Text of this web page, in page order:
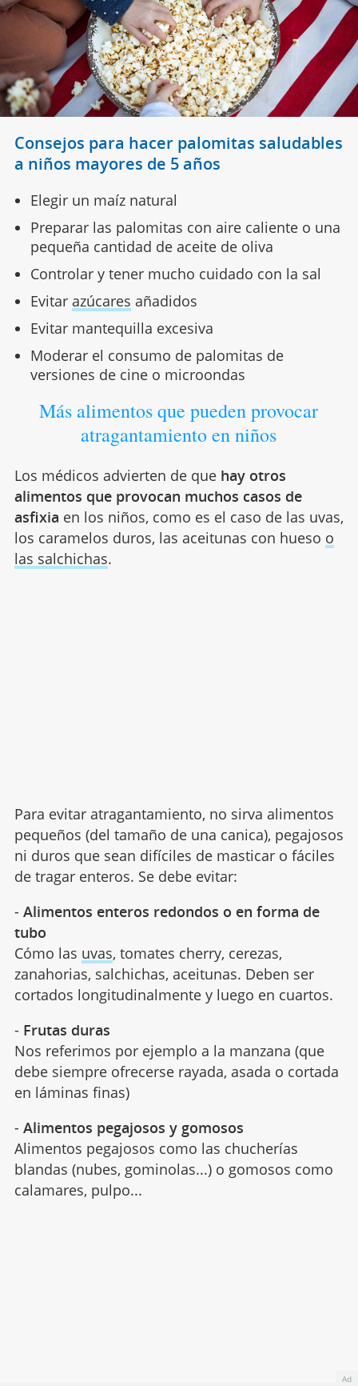
Consejos para hacer palomitas saludables
a niños mayores de 5 años
Elegir un maíz natural
Preparar las palomitas con aire caliente o una
pequeña cantidad de aceite de oliva
Controlar y tener mucho cuidado con la sal
Evitar azúcares añadidos
Evitar mantequilla excesiva
Moderar el consumo de palomitas de
versiones de cine o microondas
Más alimentos que pueden provocar
atragantamiento en niños
Los médicos advierten de que hay otros
alimentos que provocan muchos casos de
asfixia en los niños, como es el caso de las uvas,
los caramelos duros, las aceitunas con hueso o
las salchichas.
Para evitar atragantamiento, no sirva alimentos
pequeños (del tamaño de una canica), pegajosos
ni duros que sean difíciles de masticar o fáciles
de tragar enteros. Se debe evitar:
- Alimentos enteros redondos o en forma de
tubo
Cómo las uvas, tomates cherry, cerezas,
zanahorias, salchichas, aceitunas. Deben ser
cortados longitudinalmente y luego en cuartos.
- Frutas duras
Nos referimos por ejemplo a la manzana (que
debe siempre ofrecerse rayada, asada o cortada
en láminas finas)
- Alimentos pegajosos y gomosos
Alimentos pegajosos como las chucherías
blandas (nubes, gominolas...) o gomosos como
calamares, pulpo...
Ad